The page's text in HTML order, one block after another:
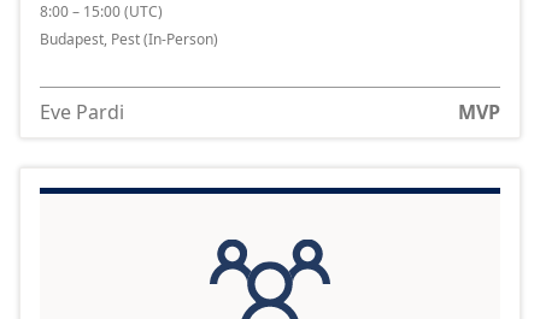
8:00 – 15:00(UTC)
Budapest, Pest(In-Person)
Eve Pardi MVP